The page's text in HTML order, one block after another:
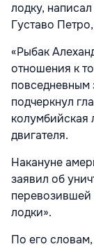
лодку,
Густаво
«Рыбак
отношения к
повседневным
подчеркнул
колумбийская
двигателя.
Накануне
заявил об
перевозившей
лодки».
По его